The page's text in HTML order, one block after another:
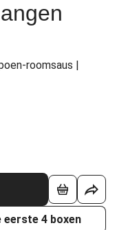
roomsaus |
4 boxen